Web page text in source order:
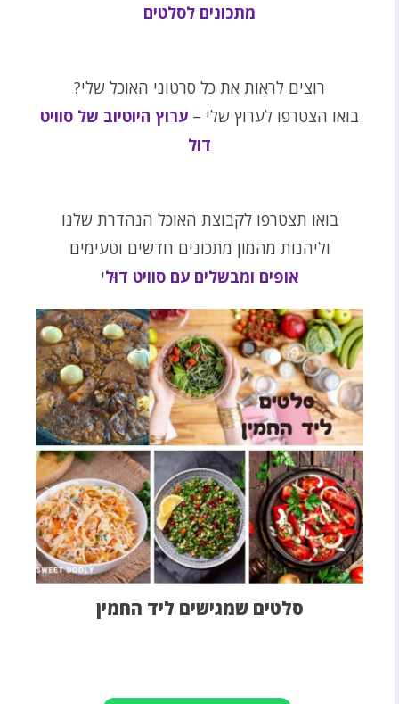
מתכונים לסלטים
רוצים לראות את כל סרטוני האוכל שלי?
בואו הצטרפו לערוץ שלי – ערוץ היוטיוב של סוויט
דול
בואו תצטרפו לקבוצת האוכל הנהדרת שלנו
וליהנות מהמון מתכונים חדשים וטעימים
אופים ומבשלים עם סוויט דוּלי
סלטים שמגישים ליד החמין